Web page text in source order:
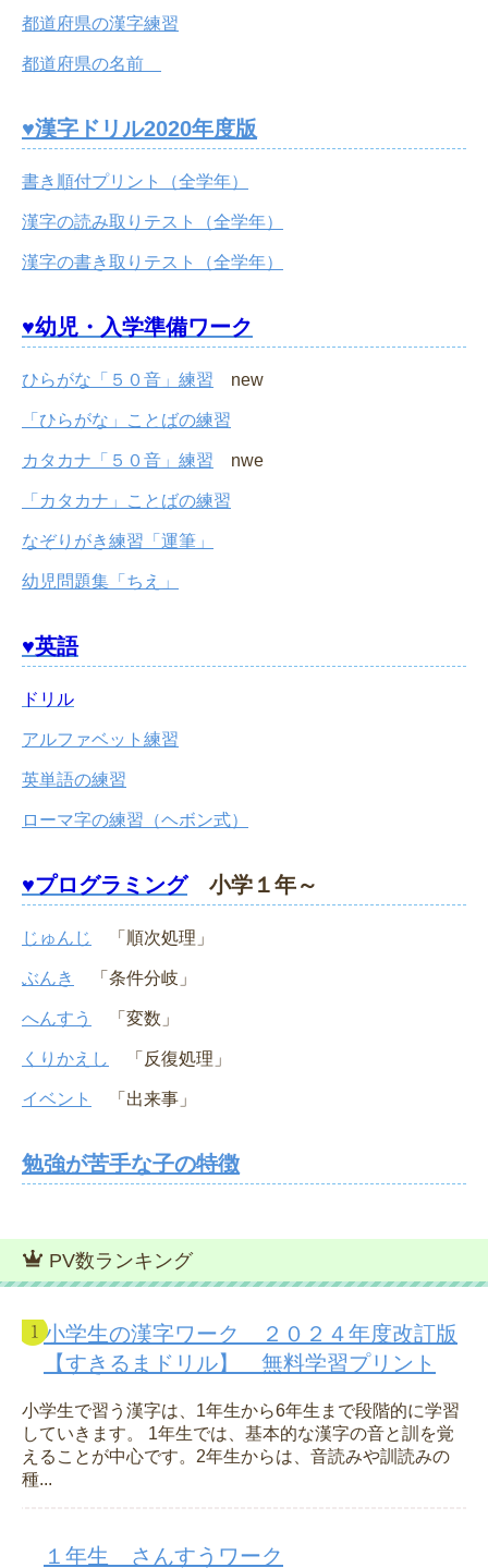
都道府県の漢字練習
都道府県の名前
♥漢字ドリル2020年度版
書き順付プリント（全学年）
漢字の読み取りテスト（全学年）
漢字の書き取りテスト（全学年）
♥幼児・入学準備ワーク
ひらがな「５０音」練習 new
「ひらがな」ことばの練習
カタカナ「５０音」練習 nwe
「カタカナ」ことばの練習
なぞりがき練習「運筆」
幼児問題集「ちえ」
♥英語
ドリル
アルファベット練習
英単語の練習
ローマ字の練習（ヘボン式）
♥プログラミング小学１年～
じゅんじ 「順次処理」
ぶんき 「条件分岐」
へんすう 「変数」
くりかえし 「反復処理」
イベント 「出来事」
勉強が苦手な子の特徴
PV数ランキング
小学生の漢字ワーク ２０２４年度改訂版
【すきるまドリル】 無料学習プリント
小学生で習う漢字は、1年生から6年生まで段階的に学習
していきます。 1年生では、基本的な漢字の音と訓を覚
えることが中心です。2年生からは、音読みや訓読みの
種...
１年生 さんすうワーク